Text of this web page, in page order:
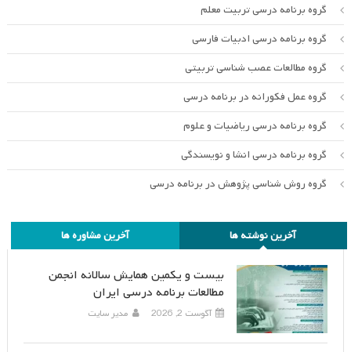
گروه برنامه درسی تربیت معلم
گروه برنامه درسی ادبیات فارسی
گروه مطالعات عصب شناسی تربیتی
گروه عمل فکورانه در برنامه درسی
گروه برنامه درسی ریاضیات و علوم
گروه برنامه درسی انشا و نویسندگی
گروه روش شناسی پژوهش در برنامه درسی
آخرین نوشته ها آخرین مشاوره ها
بیست و یکمین همایش سالانه انجمن
مطالعات برنامه درسی ایران
آگوست 2, 2026 مدیر سایت